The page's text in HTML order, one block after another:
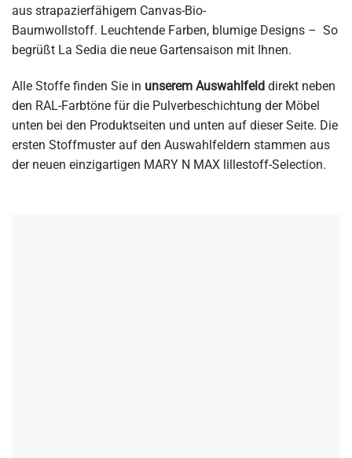
aus strapazierfähigem Canvas-Bio-
Baumwollstoff. Leuchtende Farben, blumige Designs – So
begrüßt La Sedia die neue Gartensaison mit Ihnen.
Alle Stoffe finden Sie in unserem Auswahlfeld direkt neben
den RAL-Farbtöne für die Pulverbeschichtung der Möbel
unten bei den Produktseiten und unten auf dieser Seite. Die
ersten Stoffmuster auf den Auswahlfeldern stammen aus
der neuen einzigartigen MARY N MAX lillestoff-Selection.